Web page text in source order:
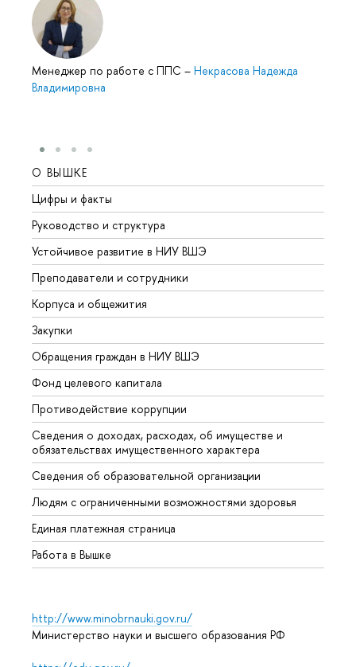
Менеджер по работе с ППС – Некрасова Надежда
Владимировна
О ВЫШКЕ
Цифры и факты
Руководство и структура
Устойчивое развитие в НИУ ВШЭ
Преподаватели и сотрудники
Корпуса и общежития
Закупки
Обращения граждан в НИУ ВШЭ
Фонд целевого капитала
Противодействие коррупции
Сведения о доходах, расходах, об имуществе и
обязательствах имущественного характера
Сведения об образовательной организации
Людям с ограниченными возможностями здоровья
Единая платежная страница
Работа в Вышке
http://www.minobrnauki.gov.ru/
Министерство науки и высшего образования РФ